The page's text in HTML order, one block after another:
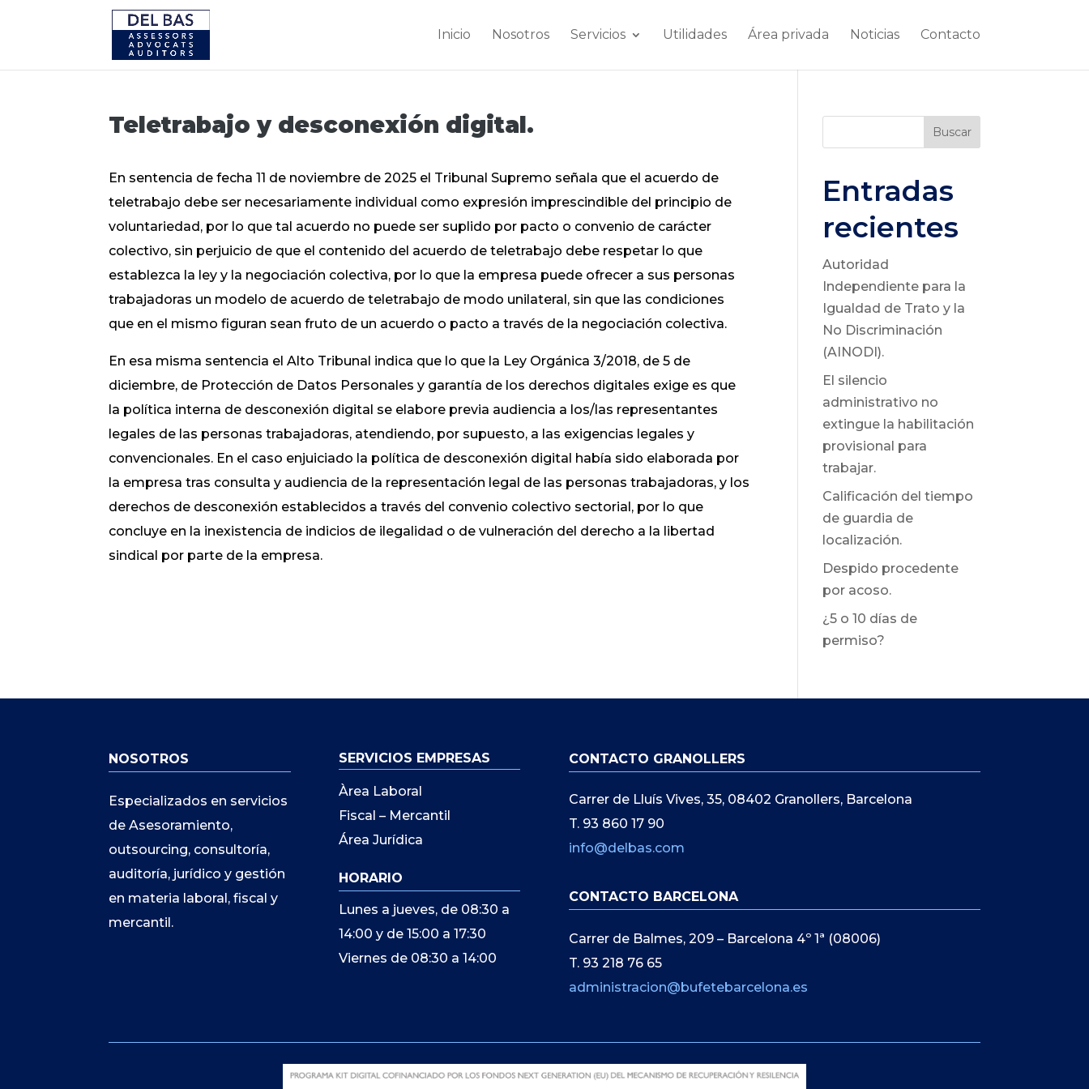
Inicio Nosotros Servicios Utilidades Área privada Noticias Contacto
Teletrabajo y desconexión digital.
En sentencia de fecha 11 de noviembre de 2025 el Tribunal Supremo señala que el acuerdo de
teletrabajo debe ser necesariamente individual como expresión imprescindible del principio de
voluntariedad, por lo que tal acuerdo no puede ser suplido por pacto o convenio de carácter
colectivo, sin perjuicio de que el contenido del acuerdo de teletrabajo debe respetar lo que
establezca la ley y la negociación colectiva, por lo que la empresa puede ofrecer a sus personas
trabajadoras un modelo de acuerdo de teletrabajo de modo unilateral, sin que las condiciones
que en el mismo figuran sean fruto de un acuerdo o pacto a través de la negociación colectiva.
En esa misma sentencia el Alto Tribunal indica que lo que la Ley Orgánica 3/2018, de 5 de
diciembre, de Protección de Datos Personales y garantía de los derechos digitales exige es que
la política interna de desconexión digital se elabore previa audiencia a los/las representantes
legales de las personas trabajadoras, atendiendo, por supuesto, a las exigencias legales y
convencionales. En el caso enjuiciado la política de desconexión digital había sido elaborada por
la empresa tras consulta y audiencia de la representación legal de las personas trabajadoras, y los
derechos de desconexión establecidos a través del convenio colectivo sectorial, por lo que
concluye en la inexistencia de indicios de ilegalidad o de vulneración del derecho a la libertad
sindical por parte de la empresa.
Buscar
Entradas
recientes
Autoridad
Independiente para la
Igualdad de Trato y la
No Discriminación
(AINODI).
El silencio
administrativo no
extingue la habilitación
provisional para
trabajar.
Calificación del tiempo
de guardia de
localización.
Despido procedente
por acoso.
¿5 o 10 días de
permiso?
NOSOTROS
Especializados en servicios
de Asesoramiento,
outsourcing, consultoría,
auditoría, jurídico y gestión
en materia laboral, fiscal y
mercantil.
SERVICIOS EMPRESAS
Àrea Laboral
Fiscal – Mercantil
Área Jurídica
HORARIO
Lunes a jueves, de 08:30 a
14:00 y de 15:00 a 17:30
Viernes de 08:30 a 14:00
CONTACTO GRANOLLERS
Carrer de Lluís Vives, 35, 08402 Granollers, Barcelona
T. 93 860 17 90
info@delbas.com
CONTACTO BARCELONA
Carrer de Balmes, 209 – Barcelona 4º 1ª (08006)
T. 93 218 76 65
administracion@bufetebarcelona.es